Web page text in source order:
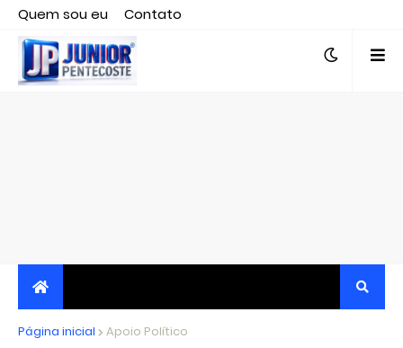
Quem sou eu
Contato
Editor responsável, jornalista Clovis Almeida.
JORNALISMO INDEPENDENTE, TRANSPARENTE E
Página inicial Apoio Político